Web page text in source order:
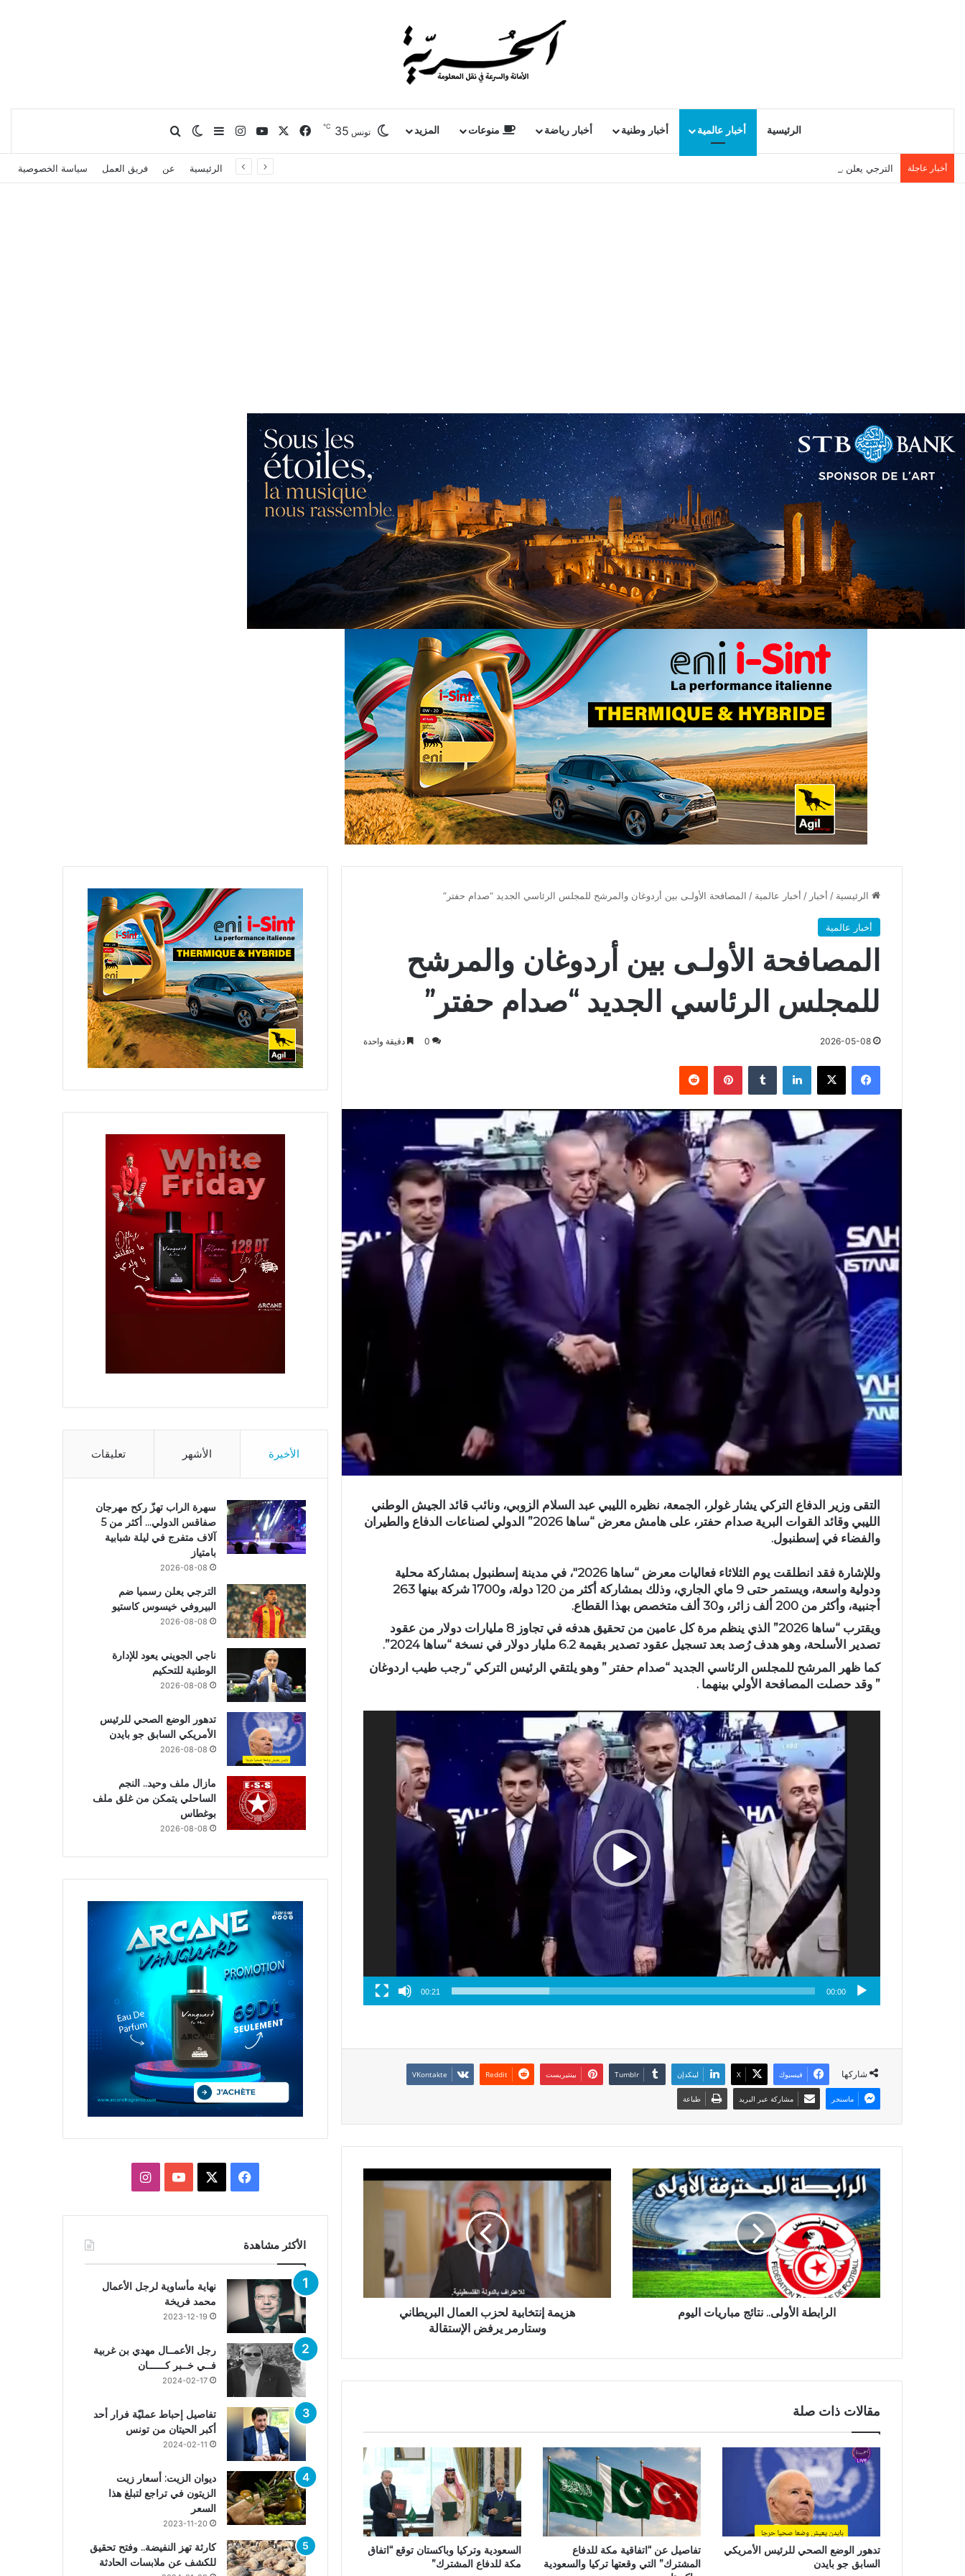
الرئيسية أخبار عالمية أخبار وطنية أخبار رياضة منوعات المزيد تونس 35
℃ فيسبوك يوتيوبانستقرامإضافة عمود جانبي
الوضع المظلم
بحث عن
أخبار عاجلة الترجي يعلن رسميا ضم البيروفي خيسوس كاستيو الرئيسية عن فريق العمل سياسة الخصوصية
الرئيسية / أخبار / أخبار عالمية / المصافحة الأولـى بين أردوغان والمرشح للمجلس الرئاسي الجديد “صدام حفتر”
أخبار عالمية
المصافحة الأولـى بين أردوغان والمرشح
للمجلس الرئاسي الجديد “صدام حفتر”
2026-05-08
0 دقيقة واحدة
فيسبوك X لينكدإن بينتيريست
التقى وزير الدفاع التركي يشار غولر، الجمعة، نظيره الليبي عبد السلام الزوبي، ونائب قائد الجيش الوطني
الليبي وقائد القوات البرية صدام حفتر، على هامش معرض “ساها 2026” الدولي لصناعات الدفاع والطيران
والفضاء في إسطنبول.
وللإشارة فقد انطلقت يوم الثلاثاء فعاليات معرض “ساها 2026″، في مدينة إسطنبول بمشاركة محلية
ودولية واسعة، ويستمر حتى 9 ماي الجاري، وذلك بمشاركة أكثر من 120 دولة، و1700 شركة بينها 263
أجنبية، وأكثر من 200 ألف زائر، و30 ألف متخصص بهذا القطاع.
ويقترب “ساها 2026” الذي ينظم مرة كل عامين من تحقيق هدفه في تجاوز 8 مليارات دولار من عقود
تصدير الأسلحة، وهو هدف رُصد بعد تسجيل عقود تصدير بقيمة 6.2 مليار دولار في نسخة “ساها 2024”.
كما ظهر المرشح للمجلس الرئاسي الجديد “صدام حفتر ” وهو يلتقي الرئيس التركي “رجب طيب اردوغان
” وقد حصلت المصافحة الأولي بينهما .
00:00
00:21
شاركها فيسبوك X لينكدإن بينتيريست
ماسنجر مشاركة عبر البريد طباعة
الرابطة الأولى.. نتائج مباريات اليوم
هزيمة إنتخابية لحزب العمال البريطاني
وستارمر يرفض الإستقالة
مقالات ذات صلة
تدهور الوضع الصحي للرئيس الأمريكي
السابق جو بايدن
تفاصيل عن “اتفاقية مكة للدفاع
المشترك” التي وقعتها تركيا والسعودية
السعودية وتركيا وباكستان توقع “اتفاق
مكة للدفاع المشترك”
الأخيرة الأشهر تعليقات
سهرة الراب تهزّ ركح مهرجان
صفاقس الدولي… أكثر من 5
آلاف متفرج في ليلة شبابية
بامتياز
2026-08-08
الترجي يعلن رسميا ضم
البيروفي خيسوس كاستيو
2026-08-08
ناجي الجويني يعود للإدارة
الوطنية للتحكيم
2026-08-08
تدهور الوضع الصحي للرئيس
الأمريكي السابق جو بايدن
2026-08-08
مازال ملف وحيد.. النجم
الساحلي يتمكن من غلق ملف
بوغطاس
2026-08-08
فيسبوك يوتيوبانستقرام
الأكثر مشاهدة
نهاية مأساوية لرجل الأعمال
محمد فريخة
2023-12-19
رجل الأعمــال مهدي بن غربية
فــي خــبر كــــــان
2024-02-17
تفاصيل إحباط عمليّة فرار أحد
أكبر الحيتان من تونس
2024-02-11
ديوان الزيت: أسعار زيت
الزيتون في تراجع لتبلغ هذا
السعر
2023-11-20
كارثة تهز النفيضة.. وفتح تحقيق
للكشف عن ملابسات الحادثة